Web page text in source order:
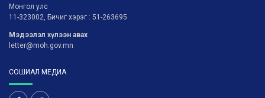
Монгол улс
11-323002, Бичиг хэрэг : 51-263695
Мэдээлэл хүлээн авах
letter@moh.gov.mn
СОШИАЛ МЕДИА